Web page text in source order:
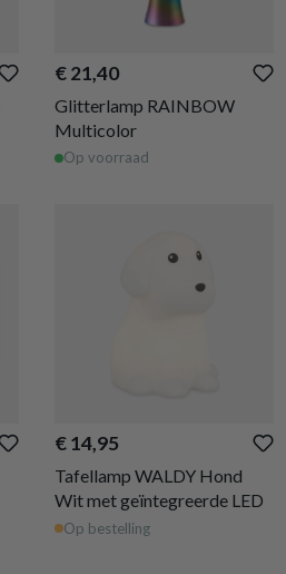
€ 21,40
Glitterlamp RAINBOW
Multicolor
Op voorraad
€ 14,95
Tafellamp WALDY Hond
Wit met geïntegreerde LED
Op bestelling